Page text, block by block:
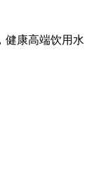
健康高端饮用水